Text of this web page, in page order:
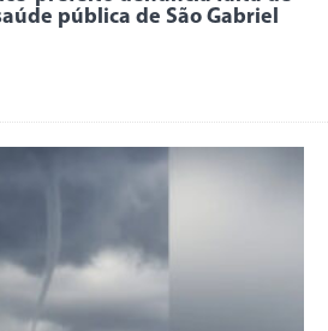
pública de São Gabriel